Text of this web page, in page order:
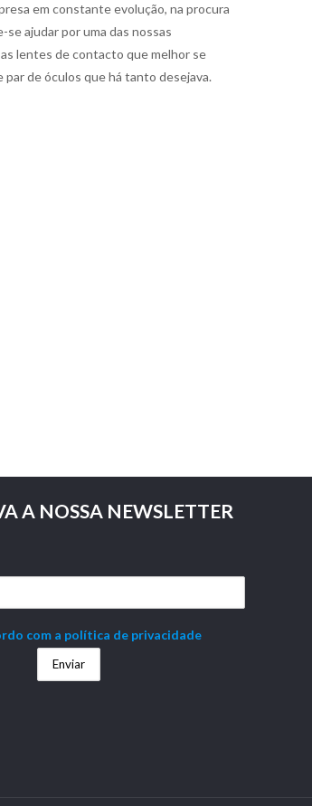
em constante evolução, na procura
se ajudar por uma das nossas
lentes de contacto que melhor se
de óculos que há tanto desejava.
A NOSSA NEWSLETTER
com a política de privacidade